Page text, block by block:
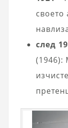
след
(1946):